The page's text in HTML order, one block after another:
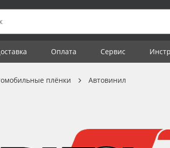
Оплата Сервис
плёнки Автовинил